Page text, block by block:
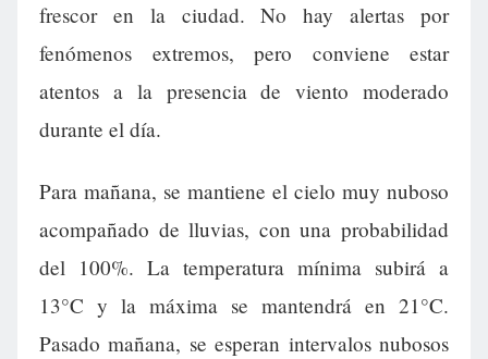
frescor en la ciudad. No hay alertas por
fenómenos extremos, pero conviene estar
atentos a la presencia de viento moderado
durante el día.
Para mañana, se mantiene el cielo muy nuboso
acompañado de lluvias, con una probabilidad
del 100%. La temperatura mínima subirá a
13°C y la máxima se mantendrá en 21°C.
Pasado mañana, se esperan intervalos nubosos